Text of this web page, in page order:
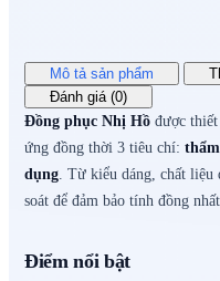
Mô tả sản phẩm
Đánh giá (0)
Đồng phục Nhị Hồ được
ứng đồng thời 3 tiêu chí:
dụng. Từ kiểu dáng, chất liệu
soát để đảm bảo tính đồng
Điểm nổi bật